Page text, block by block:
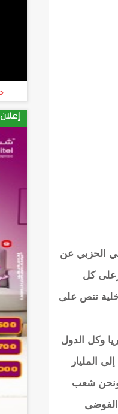
إعلان
الحزبي عن
كل
تنص على
وكل الدول
المليار
تتزايد ونحن شعب
الفوضى